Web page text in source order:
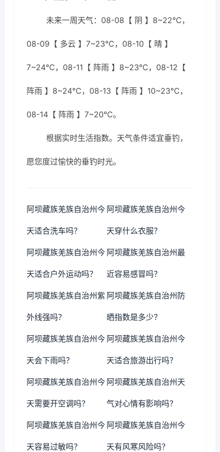
未来一周天气：08-08【 阴 】8~22℃，
08-09【 多云 】7~23℃，08-10【 晴 】
7~24℃，08-11【 阵雨 】8~23℃，08-12【
阵雨 】8~24℃，08-13【 阵雨 】10~23℃，
08-14【 阵雨 】7~20℃。
根据实时生活指数。天气条件适宜垂钓，
愿您度过愉快的垂钓时光。
阿坝藏族羌族自治州今
天适合洗车吗？
阿坝藏族羌族自治州今
天穿什么衣服？
阿坝藏族羌族自治州今
天适合户外运动吗？
阿坝藏族羌族自治州最
近容易感冒吗？
阿坝藏族羌族自治州紫
外线强吗？
阿坝藏族羌族自治州防
晒指数是多少？
阿坝藏族羌族自治州今
天会下雨吗？
阿坝藏族羌族自治州今
天适合旅游出行吗？
阿坝藏族羌族自治州今
天需要开空调吗？
阿坝藏族羌族自治州天
气对心情有影响吗？
阿坝藏族羌族自治州今
天容易过敏吗？
阿坝藏族羌族自治州今
天有风寒风险吗？